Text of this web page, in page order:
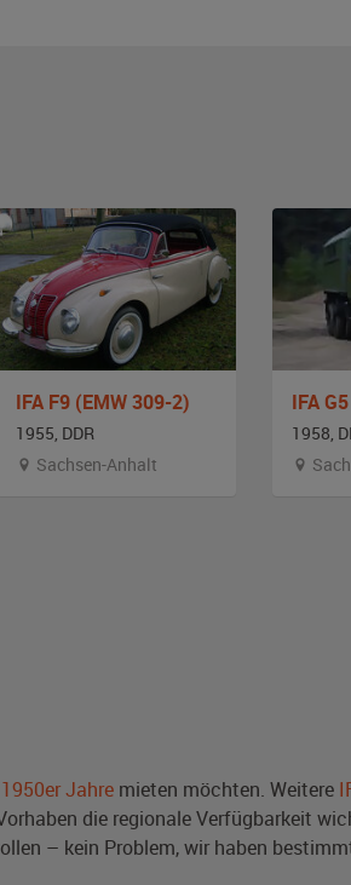
IFA F9 (EMW 309-2)
1955, DDR
Sachsen-Anhalt
IFA
1958,
Jahre mieten möchten. Weitere
die regionale Verfügbarkeit
– kein Problem, wir haben